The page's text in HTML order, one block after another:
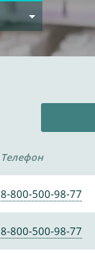
Телефон
8-800-500-98-77
8-800-500-98-77